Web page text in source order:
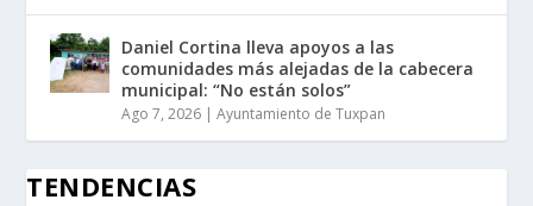
Daniel Cortina lleva apoyos a las
comunidades más alejadas de la cabecera
municipal: “No están solos”
Ago 7, 2026 |Ayuntamiento de Tuxpan
TENDENCIAS